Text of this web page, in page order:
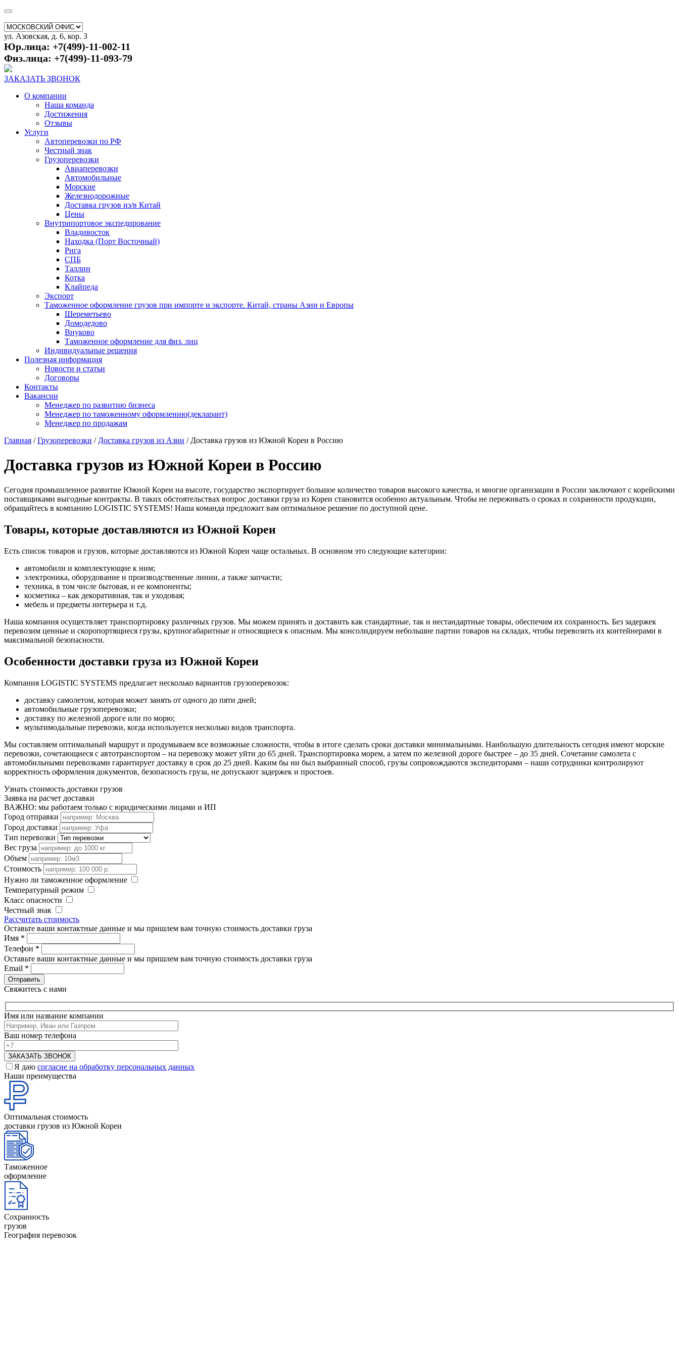
ул. Азовская, д. 6, кор. 3
Юр.лица: +7(499)-11-002-11
Физ.лица: +7(499)-11-093-79
ЗАКАЗАТЬ ЗВОНОК
О компании
Наша команда
Достижения
Отзывы
Услуги
Автоперевозки по РФ
Честный знак
Грузоперевозки
Авиаперевозки
Автомобильные
Морские
Железнодорожные
Доставка грузов из/в Китай
Цены
Внутрипортовое экспедирование
Владивосток
Находка (Порт Восточный)
Рига
СПБ
Таллин
Котка
Клайпеда
Экспорт
Таможенное оформление грузов при импорте и экспорте. Китай, страны Азии и Европы
Шереметьево
Домодедово
Внуково
Таможенное оформление для физ. лиц
Индивидуальные решения
Полезная информация
Новости и статьи
Договоры
Контакты
Вакансии
Менеджер по развитию бизнеса
Менеджер по таможенному оформлению(декларант)
Менеджер по продажам
Главная /Грузоперевозки / Доставка грузов из Азии / Доставка грузов из Южной Кореи в Россию
Доставка грузов из Южной Кореи в Россию
Сегодня промышленное развитие Южной Кореи на высоте, государство экспортирует большое количество товаров высокого качества, и многие организации в России заключают с корейскими
поставщиками выгодные контракты. В таких обстоятельствах вопрос доставки груза из Кореи становится особенно актуальным. Чтобы не переживать о сроках и сохранности продукции,
обращайтесь в компанию LOGISTIC SYSTEMS! Наша команда предложит вам оптимальное решение по доступной цене.
Товары, которые доставляются из Южной Кореи
Есть список товаров и грузов, которые доставляются из Южной Кореи чаще остальных. В основном это следующие категории:
автомобили и комплектующие к ним;
электроника, оборудование и производственные линии, а также запчасти;
техника, в том числе бытовая, и ее компоненты;
косметика – как декоративная, так и уходовая;
мебель и предметы интерьера и т.д.
Наша компания осуществляет транспортировку различных грузов. Мы можем принять и доставить как стандартные, так и нестандартные товары, обеспечим их сохранность. Без задержек
перевозим ценные и скоропортящиеся грузы, крупногабаритные и относящиеся к опасным. Мы консолидируем небольшие партии товаров на складах, чтобы перевозить их контейнерами в
максимальной безопасности.
Особенности доставки груза из Южной Кореи
Компания LOGISTIC SYSTEMS предлагает несколько вариантов грузоперевозок:
доставку самолетом, которая может занять от одного до пяти дней;
автомобильные грузоперевозки;
доставку по железной дороге или по морю;
мультимодальные перевозки, когда используется несколько видов транспорта.
Мы составляем оптимальный маршрут и продумываем все возможные сложности, чтобы в итоге сделать сроки доставки минимальными. Наибольшую длительность сегодня имеют морские
перевозки, сочетающиеся с автотранспортом – на перевозку может уйти до 65 дней. Транспортировка морем, а затем по железной дороге быстрее – до 35 дней. Сочетание самолета с
автомобильными перевозками гарантирует доставку в срок до 25 дней. Каким бы ни был выбранный способ, грузы сопровождаются экспедиторами – наши сотрудники контролируют
корректность оформления документов, безопасность груза, не допускают задержек и простоев.
Узнать стоимость доставки грузов
Заявка на расчет доставки
ВАЖНО: мы работаем только с юридическими лицами и ИП
Город отправки
Город доставки
Тип перевозки
Вес груза
Объем
Стоимость
Нужно ли таможенное оформление
Температурный режим
Класс опасности
Честный знак
Рассчитать стоимость
Оставьте ваши контактные данные и мы пришлем вам точную стоимость доставки груза
Имя *
Телефон *
Оставьте ваши контактные данные и мы пришлем вам точную стоимость доставки груза
Email *
Свяжитесь с нами
Имя или название компании
Ваш номер телефона
Я даю согласие на обработку персональных данных
Наши преимущества
Оптимальная стоимость
доставки грузов из Южной Кореи
Таможенное
оформление
Сохранность
грузов
География перевозок